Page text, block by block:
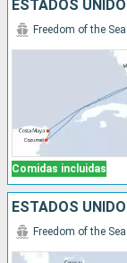
ESTADOS
Comidas incluidas
Freedom of the
ESTADOS
Freedom of the